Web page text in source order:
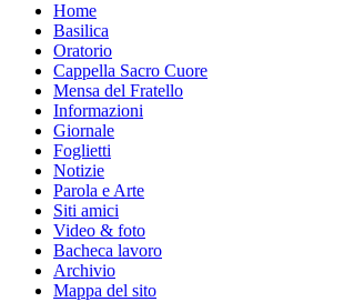
Home
Basilica
Oratorio
Cappella Sacro Cuore
Mensa del Fratello
Informazioni
Giornale
Foglietti
Notizie
Parola e Arte
Siti amici
Video & foto
Bacheca lavoro
Archivio
Mappa del sito